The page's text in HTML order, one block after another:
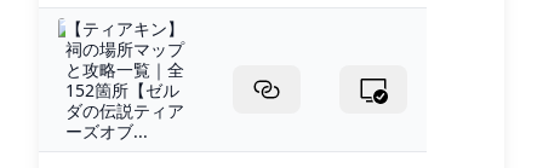
【ティアキン】
祠の場所マップ
と攻略一覧｜全
152箇所【ゼル
ダの伝説ティア
ーズオブ...